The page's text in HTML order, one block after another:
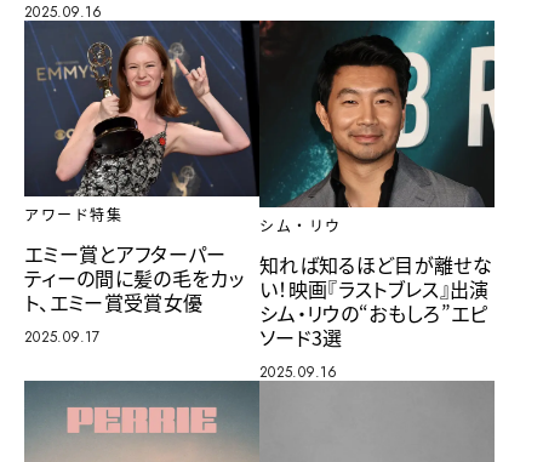
2025.09.16
アワード特集
エミー賞とアフターパー
ティーの間に髪の毛をカッ
ト、エミー賞受賞女優
2025.09.17
シム・リウ
知れば知るほど目が離せな
い！映画『ラストブレス』出演
シム・リウの“おもしろ”エピ
ソード3選
2025.09.16